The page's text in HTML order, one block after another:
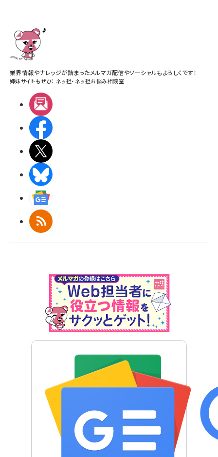
業界情報やナレッジが詰まったメルマガ配信やソーシャルもよろしくです！
姉妹サイトもぜひ： ネッ担・ ネッ担お悩み相談室
RSS